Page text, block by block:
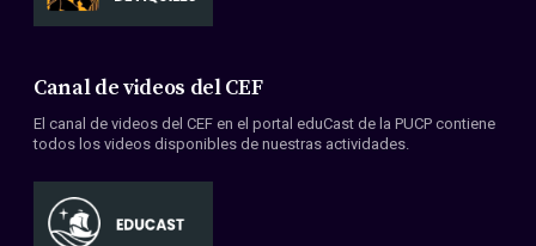
Canal de videos del CEF
El canal de videos del CEF en el portal eduCast de la PUCP contiene
todos los videos disponibles de nuestras actividades.